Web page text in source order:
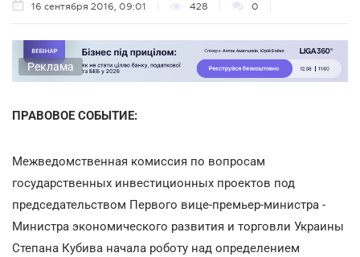
16 сентября 2016, 09:01 428 0
Реклама
ПРАВОВОЕ СОБЫТИЕ:
Межведомственная комиссия по вопросам
государственных инвестиционных проектов под
председательством Первого вице-премьер-министра -
Министра экономического развития и торговли Украины
Степана Кубива начала роботу над определением